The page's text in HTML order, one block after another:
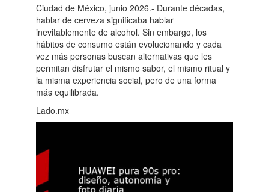
Ciudad de México, junio 2026.- Durante décadas,
hablar de cerveza significaba hablar
inevitablemente de alcohol. Sin embargo, los
hábitos de consumo están evolucionando y cada
vez más personas buscan alternativas que les
permitan disfrutar el mismo sabor, el mismo ritual y
la misma experiencia social, pero de una forma
más equilibrada.
Lado.mx